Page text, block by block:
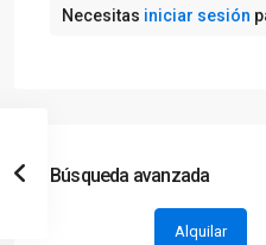
Necesitas iniciar sesión
Búsqueda avanzada
Alquilar